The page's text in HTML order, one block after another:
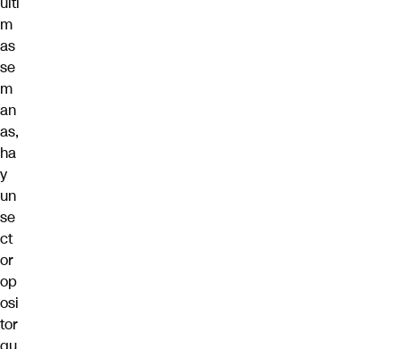
m
as
se
m
an
as,
ha
y
un
se
ct
or
op
osi
tor